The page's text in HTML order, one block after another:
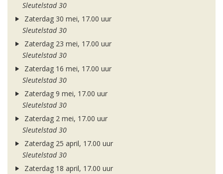
Sleutelstad 30
Zaterdag 30 mei, 17.00 uur
Sleutelstad 30
Zaterdag 23 mei, 17.00 uur
Sleutelstad 30
Zaterdag 16 mei, 17.00 uur
Sleutelstad 30
Zaterdag 9 mei, 17.00 uur
Sleutelstad 30
Zaterdag 2 mei, 17.00 uur
Sleutelstad 30
Zaterdag 25 april, 17.00 uur
Sleutelstad 30
Zaterdag 18 april, 17.00 uur